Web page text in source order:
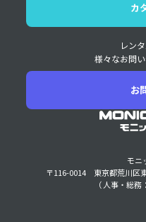
モニ
〒116-0014 東京都荒川区
（ 人事・総務
カ
レン
様々なお問
お